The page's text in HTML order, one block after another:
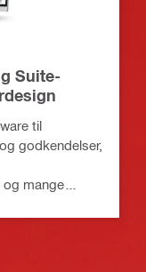
Suite-
til
godkendelser,
og mange